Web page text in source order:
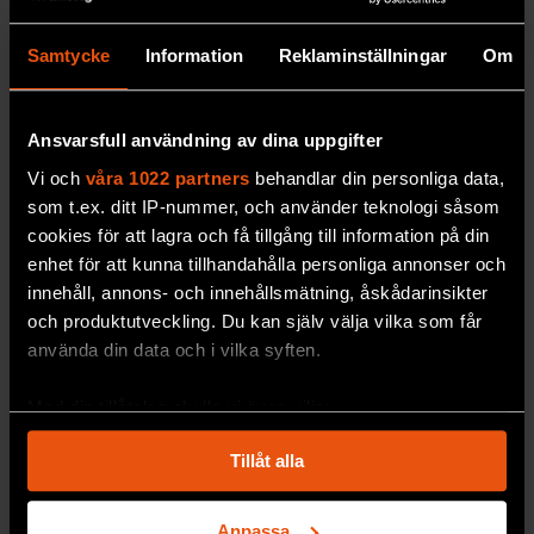
Samtycke Information Reklaminställningar Om
Ansvarsfull användning av dina uppgifter
Vi och våra 1022 partners behandlar din personliga data,
som t.ex. ditt IP-nummer, och använder teknologi såsom
cookies för att lagra och få tillgång till information på din
enhet för att kunna tillhandahålla personliga annonser och
innehåll, annons- och innehållsmätning, åskådarinsikter
och produktutveckling. Du kan själv välja vilka som får
använda din data och i vilka syften.
Med din tillåtelse skulle vi även vilja:
som kan ha en noggrannhet på upp till flera meter
Identifiera din enhet genom att aktivt skanna den
för specifika kännetecken (fingeravtryck)
Tillåt alla
den inte att kunna arbeta för att nå sina
ultimata mål. Av liknande skäl kan den
väntas vilja öka sin intelligens, kopiera sig
själv över till andra maskiner, tillskansa sig
extra hårdvara och andra materiella
resurser, samt envist bevara sin ultimata
drivkraft.
/Olle Häggström, professor i matematisk
statistik, Chalmers
Ingår i utgåva 2014/9